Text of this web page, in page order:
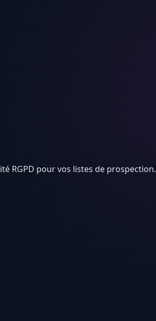
RGPD pour vos listes de prospection.